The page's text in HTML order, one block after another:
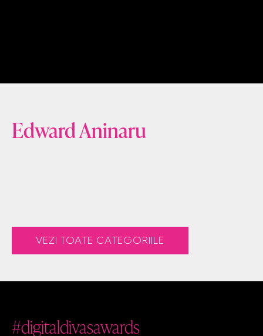
Edward Aninaru
VEZI TOATE CATEGORIILE
#digitaldivasawards